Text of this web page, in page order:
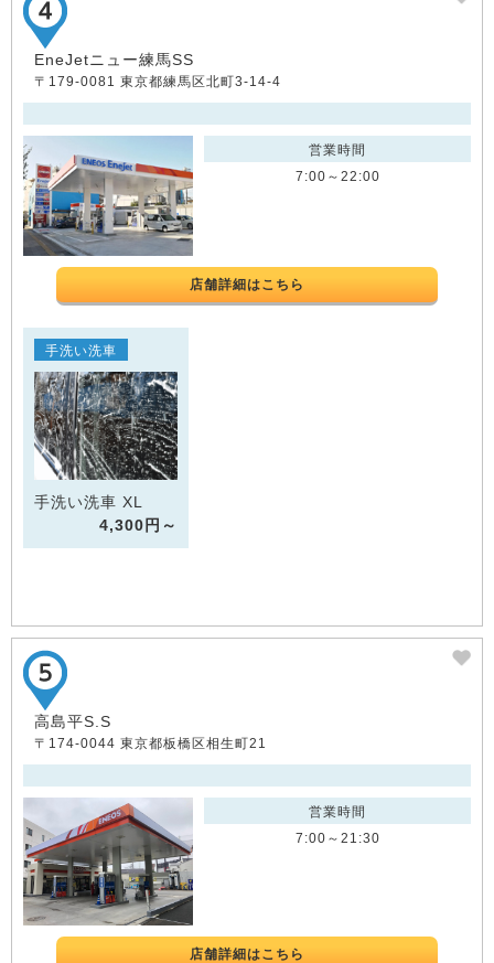
EneJetニュー練馬SS
〒179-0081 東京都練馬区北町3-14-4
営業時間
7:00～22:00
店舗詳細はこちら
手洗い洗車
手洗い洗車 XL
4,300円～
高島平S.S
〒174-0044 東京都板橋区相生町21
営業時間
7:00～21:30
店舗詳細はこちら